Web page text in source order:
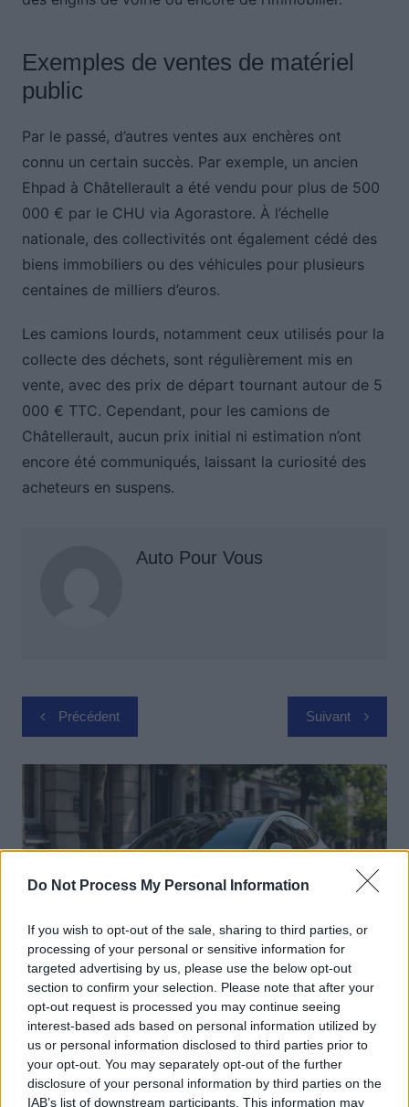
Do Not Process My Personal Information
If you wish to opt-out of the sale, sharing to third parties, or
processing of your personal or sensitive information for
targeted advertising by us, please use the below opt-out
section to confirm your selection. Please note that after your
opt-out request is processed you may continue seeing
interest-based ads based on personal information utilized by
us or personal information disclosed to third parties prior to
your opt-out. You may separately opt-out of the further
disclosure of your personal information by third parties on the
IAB’s list of downstream participants. This information may
Exemples de ventes de matériel
public
Par le passé, d’autres ventes aux enchères ont
connu un certain succès. Par exemple, un ancien
Ehpad à Châtellerault a été vendu pour plus de 500
000 € par le CHU via Agorastore. À l’échelle
nationale, des collectivités ont également cédé des
biens immobiliers ou des véhicules pour plusieurs
centaines de milliers d’euros.
Les camions lourds, notamment ceux utilisés pour la
collecte des déchets, sont régulièrement mis en
vente, avec des prix de départ tournant autour de 5
000 € TTC. Cependant, pour les camions de
Châtellerault, aucun prix initial ni estimation n’ont
encore été communiqués, laissant la curiosité des
acheteurs en suspens.
Auto Pour Vous
Navigation
de
l’article
Précédent Suivant
Actus Info
Elon Musk nuirait gravement à Tesla
selon une étude européenne
Auto Pour Vous 5 août 2026 0